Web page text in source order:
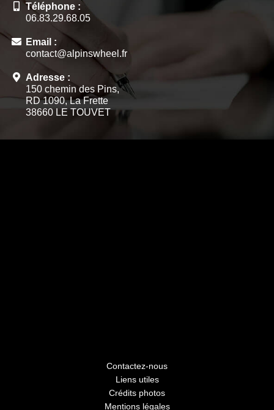
Téléphone :
06.83.29.68.05
Email :
contact@alpinswheel.fr
Adresse :
150 chemin des Pins,
RD 1090, La Frette
38660 LE TOUVET
Contactez-nous
Liens utiles
Crédits photos
Mentions légales